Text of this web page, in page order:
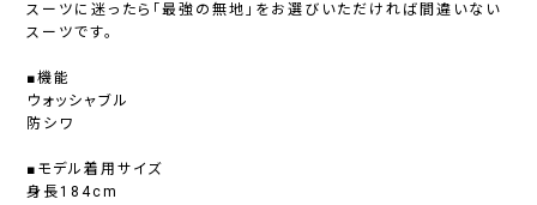
スーツに迷ったら「最強の無地」をお選びいただければ間違いない
スーツです。
■機能
ウォッシャブル
防シワ
■モデル着用サイズ
身長184cm